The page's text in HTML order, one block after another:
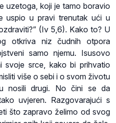
uzetoga, koji je tamo boravio
uspio u pravi trenutak ući u
(Iv 5,6). Kako to? U
otkriva niz čudnih otpora
samo njemu. Isusovo
svoje srce, kako bi prihvatio
više o sebi i o svom životu
nosili drugi. No čini se da
uvjeren. Razgovarajući s
što zapravo želimo od svog